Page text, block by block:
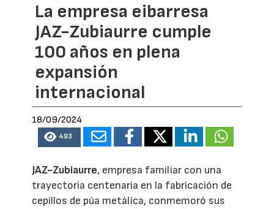
La empresa eibarresa
JAZ-Zubiaurre cumple
100 años en plena
expansión
internacional
18/09/2024
493
JAZ-Zubiaurre, empresa familiar con una
trayectoria centenaria en la fabricación de
cepillos de púa metálica, conmemoró sus